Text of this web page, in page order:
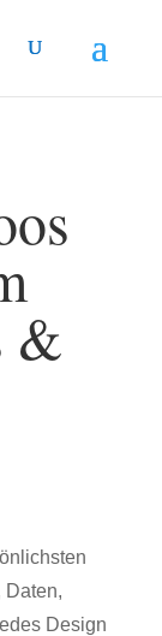
&
Daten,
Design